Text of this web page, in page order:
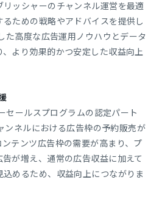
ッシャーのチャンネル運営を最適
ための戦略やアドバイスを提供し
た高度な広告運用ノウハウとデータ
、より効果的かつ安定した収益向上
セールスプログラムの認定パート
ンネルにおける広告枠の予約販売が
テンツ広告枠の需要が高まり、プ
が増え、通常の広告収益に加えて
めるため、収益向上につながりま